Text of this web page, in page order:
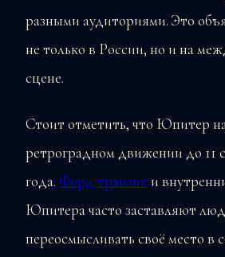
разными аудиториями. Это
не только в России, но и на
сцене.
Стоит отметить, что Юпитер
ретроградном движении до 11
года. Форд транзит и
Юпитера часто заставляют
переосмысливать своё место в